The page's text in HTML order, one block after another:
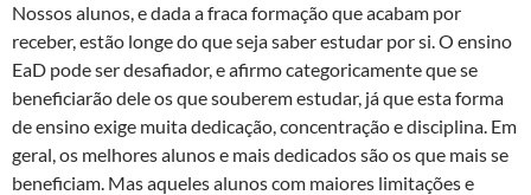
Nossos alunos, e dada a fraca formação que acabam por
receber, estão longe do que seja saber estudar por si. O ensino
EaD pode ser desafiador, e afirmo categoricamente que se
beneficiarão dele os que souberem estudar, já que esta forma
de ensino exige muita dedicação, concentração e disciplina. Em
geral, os melhores alunos e mais dedicados são os que mais se
beneficiam. Mas aqueles alunos com maiores limitações e